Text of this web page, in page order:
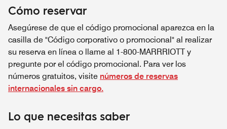
Cómo reservar
Asegúrese de que el código promocional aparezca en la
casilla de "Código corporativo o promocional" al realizar
su reserva en línea o llame al 1-800-MARRRIOTT y
pregunte por el código promocional. Para ver los
números gratuitos, visite números de reservas
internacionales sin cargo.
Lo que necesitas saber